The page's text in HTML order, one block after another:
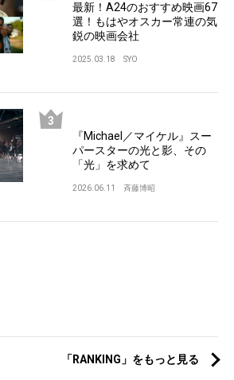
最新！A24のおすすめ映画67
選！もはやオスカー常連の気
鋭の映画会社
2025.03.18 SYO
『Michael／マイケル』スー
パースターの光と影、その
「光」を求めて
2026.06.11 斉藤博昭
「RANKING」をもっと見る